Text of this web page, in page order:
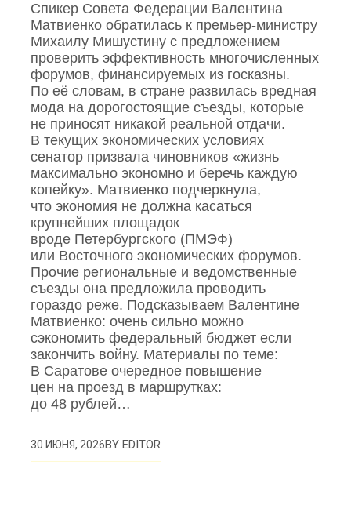
Спикер Совета Федерации Валентина
Матвиенко обратилась к премьер‑министру
Михаилу Мишустину с предложением
проверить эффективность многочисленных
форумов, финансируемых из госказны.
По её словам, в стране развилась вредная
мода на дорогостоящие съезды, которые
не приносят никакой реальной отдачи.
В текущих экономических условиях
сенатор призвала чиновников «жизнь
максимально экономно и беречь каждую
копейку». Матвиенко подчеркнула,
что экономия не должна касаться
крупнейших площадок
вроде Петербургского (ПМЭФ)
или Восточного экономических форумов.
Прочие региональные и ведомственные
съезды она предложила проводить
гораздо реже. Подсказываем Валентине
Матвиенко: очень сильно можно
сэкономить федеральный бюджет если
закончить войну. Материалы по теме:
В Саратове очередное повышение
цен на проезд в маршрутках:
до 48 рублей…
30 ИЮНЯ, 2026BYEDITOR